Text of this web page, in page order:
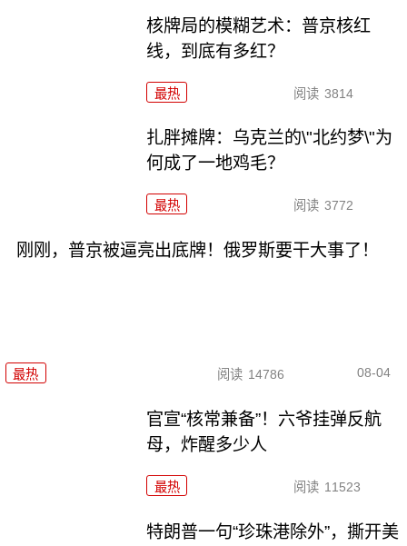
核牌局的模糊艺术：普京核红
线，到底有多红？
最热 阅读 3814
扎胖摊牌：乌克兰的\"北约梦\"为
何成了一地鸡毛？
最热 阅读 3772
刚刚，普京被逼亮出底牌！俄罗斯要干大事了！
最热 阅读 14786 08-04
官宣“核常兼备”！六爷挂弹反航
母，炸醒多少人
最热 阅读 11523
特朗普一句“珍珠港除外”，撕开美